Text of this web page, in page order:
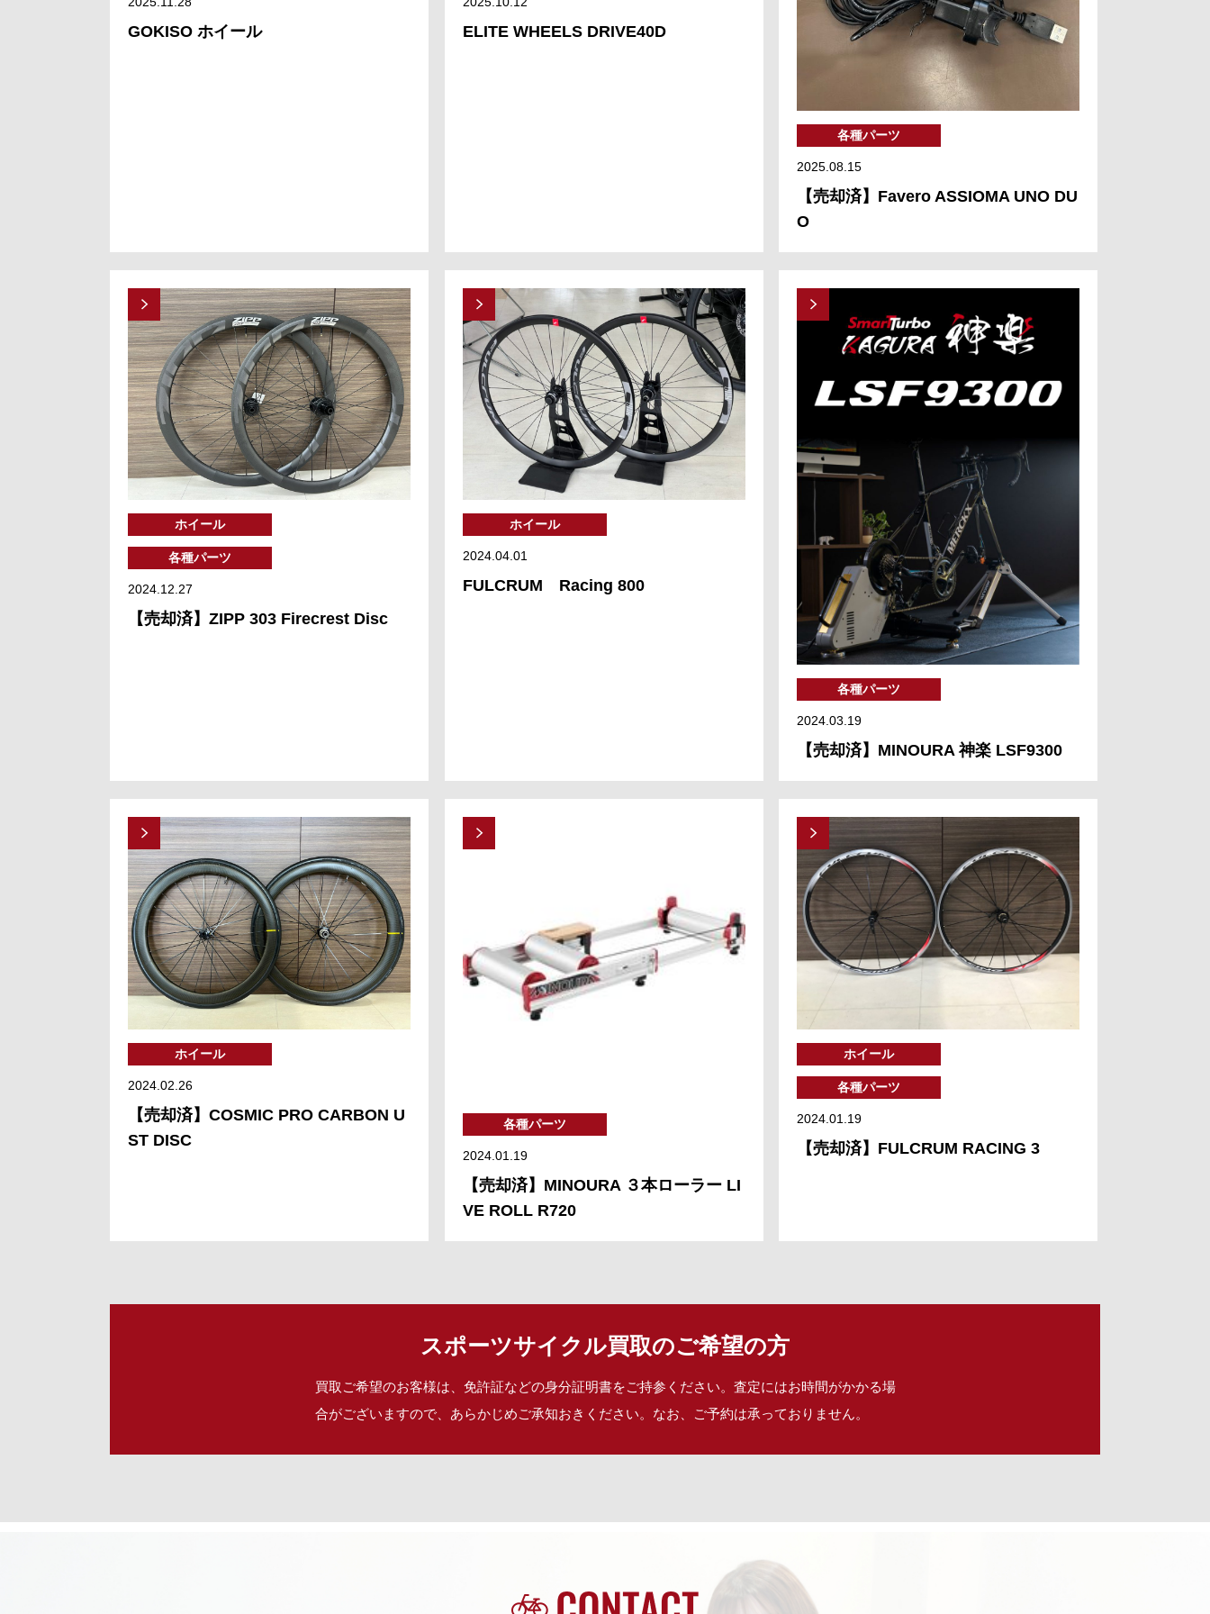
GOKISO ホイール ELITE WHEELS DRIVE40D
各種パーツ
2025.08.15
【売却済】Favero ASSIOMA UNO DU
O
ホイール
各種パーツ
2024.12.27
【売却済】ZIPP 303 Firecrest Disc
ホイール
2024.04.01
FULCRUM Racing 800
各種パーツ
2024.03.19
【売却済】MINOURA 神楽 LSF9300
ホイール
2024.02.26
【売却済】COSMIC PRO CARBON U
ST DISC
各種パーツ
2024.01.19
【売却済】MINOURA ３本ローラー LI
VE ROLL R720
ホイール
各種パーツ
2024.01.19
【売却済】FULCRUM RACING 3
スポーツサイクル買取のご希望の方
買取ご希望のお客様は、免許証などの身分証明書をご持参ください。査定にはお時間がかかる場
合がございますので、あらかじめご承知おきください。なお、ご予約は承っておりません。